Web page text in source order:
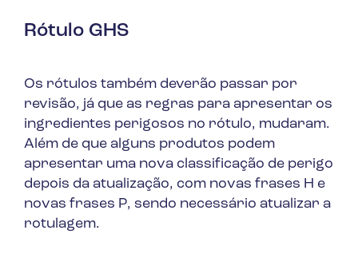
Rótulo GHS
Os rótulos também deverão passar por
revisão, já que as regras para apresentar os
ingredientes perigosos no rótulo, mudaram.
Além de que alguns produtos podem
apresentar uma nova classificação de perigo
depois da atualização, com novas frases H e
novas frases P, sendo necessário atualizar a
rotulagem.